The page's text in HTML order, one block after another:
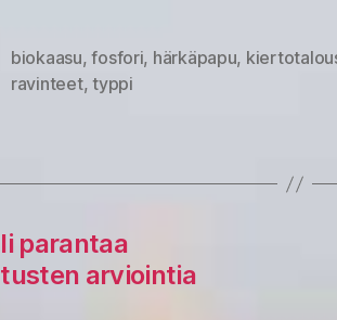
biokaasu,fosfori, härkäpapu,
ravinteet,typpi
parantaa
arviointia